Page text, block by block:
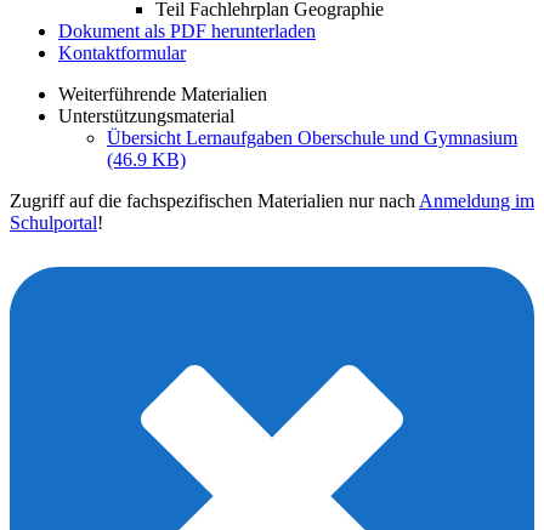
Teil Fachlehrplan Geographie
Dokument als PDF herunterladen
Kontaktformular
Weiterführende Materialien
Unterstützungsmaterial
Übersicht Lernaufgaben Oberschule und Gymnasium
(46.9 KB)
Zugriff auf die fachspezifischen Materialien nur nach Anmeldung im
Schulportal!